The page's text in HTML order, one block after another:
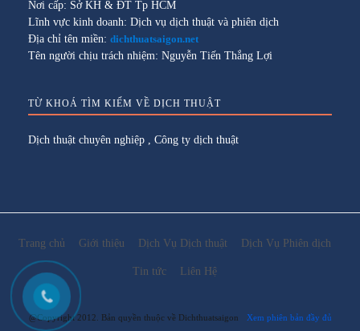
Nơi cấp: Sở KH & ĐT Tp HCM
Lĩnh vực kinh doanh: Dịch vụ dịch thuật và phiên dịch
Địa chỉ tên miền: dichthuatsaigon.net
Tên người chịu trách nhiệm: Nguyễn Tiến Thắng Lợi
TỪ KHOÁ TÌM KIẾM VỀ DỊCH THUẬT
Dịch thuật chuyên nghiệp Công ty dịch thuật
Trang chủ Giới thiệu Dịch Vụ Dịch thuật Dịch Vụ Phiên dịch
Tin tức Liên Hệ
@Copyright 2012. Bản quyền thuộc về Dichthuatsaigon Xem phiên bản đầy đủ